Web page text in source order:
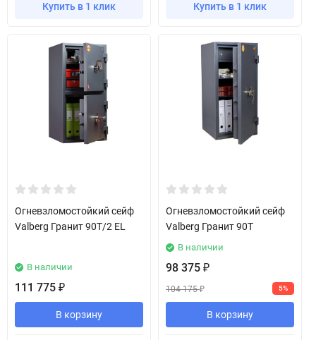
Купить в 1 клик Купить в 1 клик
Огневзломостойкий сейф
Valberg Гранит 90T/2 EL
В наличии
111 775 ₽
В корзину
Огневзломостойкий сейф
Valberg Гранит 90T
В наличии
98 375 ₽
104 175₽ 5%
В корзину